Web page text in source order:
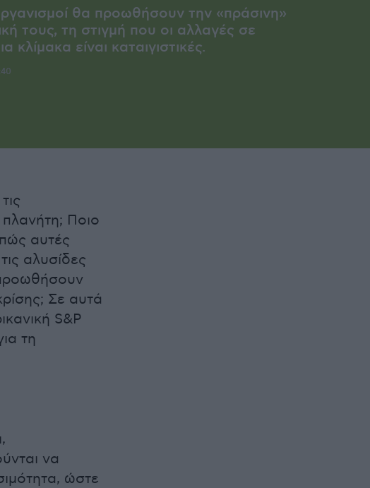
θα προωθήσουν την «πράσινη»
τους, τη στιγμή που οι αλλαγές σε
κλίμακα είναι καταιγιστικές.
πλανήτη; Ποιο
αυτές
αλυσίδες
Σε αυτά
S&P
τη
να
ώστε